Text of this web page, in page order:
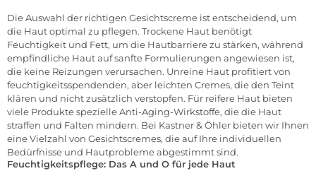
Die Auswahl der richtigen Gesichtscreme ist entscheidend, um
die Haut optimal zu pflegen. Trockene Haut benötigt
Feuchtigkeit und Fett, um die Hautbarriere zu stärken, während
empfindliche Haut auf sanfte Formulierungen angewiesen ist,
die keine Reizungen verursachen. Unreine Haut profitiert von
feuchtigkeitsspendenden, aber leichten Cremes, die den Teint
klären und nicht zusätzlich verstopfen. Für reifere Haut bieten
viele Produkte spezielle Anti-Aging-Wirkstoffe, die die Haut
straffen und Falten mindern. Bei Kastner & Öhler bieten wir Ihnen
eine Vielzahl von Gesichtscremes, die auf Ihre individuellen
Bedürfnisse und Hautprobleme abgestimmt sind.
Feuchtigkeitspflege: Das A und O für jede Haut